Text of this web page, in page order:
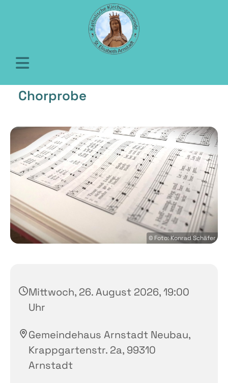
Chorprobe
© Foto: Konrad Schäfer
Mittwoch, 26. August 2026, 19:00
Uhr
Gemeindehaus Arnstadt Neubau,
Krappgartenstr. 2a, 99310
Arnstadt